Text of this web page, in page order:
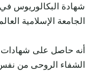
الجامعة الإسلامية
أنه حاصل على شهادات
الشفاء الروحى من